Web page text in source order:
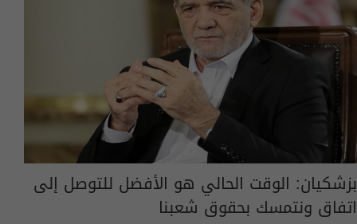
بزشكيان: الوقت الحالي هو الأفضل للتوصل إلى
اتفاق ونتمسك بحقوق شعبنا